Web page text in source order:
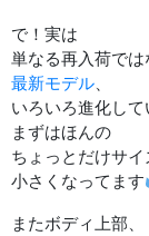
で！実は
単なる再入荷では
最新モデル、
いろいろ進化して
まずはほんの
ちょっとだけサイ
小さくなってます
またボディ上部、